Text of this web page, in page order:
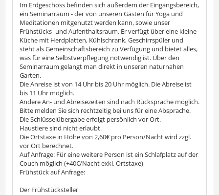
Im Erdgeschoss befinden sich außerdem der Eingangsbereich,
ein Seminarraum - der von unseren Gästen für Yoga und
Meditationen mitgenutzt werden kann, sowie unser
Frühstücks- und Aufenthaltsraum. Er verfügt über eine kleine
Küche mit Herdplatten, Kühlschrank, Geschirrspüler und
steht als Gemeinschaftsbereich zu Verfügung und bietet alles,
was für eine Selbstverpflegung notwendig ist. Über den
Seminarraum gelangt man direkt in unseren naturnahen
Garten.
Die Anreise ist von 14 Uhr bis 20 Uhr möglich. Die Abreise ist
bis 11 Uhr möglich.
Andere An- und Abreisezeiten sind nach Rücksprache möglich.
Bitte melden Sie sich rechtzeitig bei uns für eine Absprache.
Die Schlüsselübergabe erfolgt persönlich vor Ort.
Haustiere sind nicht erlaubt.
Die Ortstaxe in Höhe von 2,60€ pro Person/Nacht wird zzgl.
vor Ort berechnet.
Auf Anfrage: Für eine weitere Person ist ein Schlafplatz auf der
Couch möglich (+40€/Nacht exkl. Ortstaxe)
Frühstück auf Anfrage:
Der Frühstücksteller